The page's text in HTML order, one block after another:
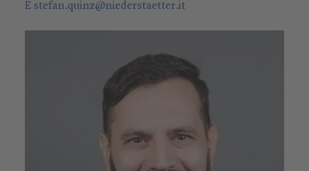
Estefan.quinz@niederstaetter.it